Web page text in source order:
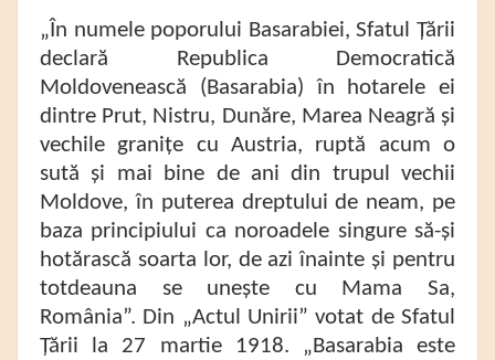
„În numele poporului Basarabiei, Sfatul Țării
declară Republica Democratică
Moldovenească (Basarabia) în hotarele ei
dintre Prut, Nistru, Dunăre, Marea Neagră și
vechile granițe cu Austria, ruptă acum o
sută și mai bine de ani din trupul vechii
Moldove, în puterea dreptului de neam, pe
baza principiului ca noroadele singure să-și
hotărască soarta lor, de azi înainte și pentru
totdeauna se unește cu Mama Sa,
România”. Din „Actul Unirii” votat de Sfatul
Țării la 27 martie 1918. „Basarabia este